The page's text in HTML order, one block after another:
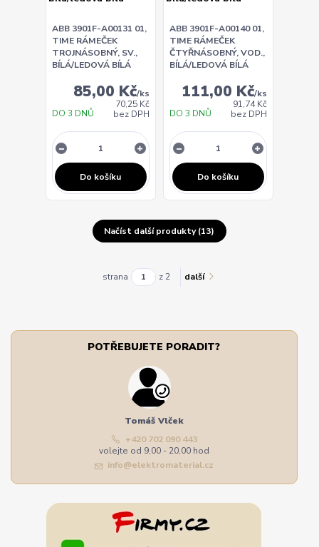
ABB 3901F-A00131 01,
TIME RÁMEČEK
TROJNÁSOBNÝ, SV.,
BÍLÁ/LEDOVÁ BÍLÁ
85,00 Kč/ks
70,25 Kč
bez DPH
DO 3 DNŮ
Do košíku
ABB 3901F-A00140 01,
TIME RÁMEČEK
ČTYŘNÁSOBNÝ, VOD.,
BÍLÁ/LEDOVÁ BÍLÁ
111,00 Kč/ks
91,74 Kč
bez DPH
DO 3 DNŮ
Do košíku
Načíst další produkty (13)
strana z 2 další
POTŘEBUJETE PORADIT?
Tomáš Vlček
+420 702 090 443
volejte od 9,00 - 20,00 hod
info@elektromaterial.cz